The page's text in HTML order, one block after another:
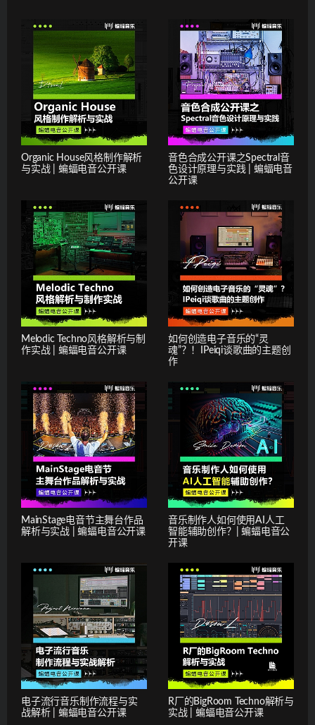
Organic House风格制作解析
与实战 | 蝙蝠电音公开课
音色合成公开课之Spectral音
色设计原理与实践 | 蝙蝠电音
公开课
Melodic Techno风格解析与制
作实战 | 蝙蝠电音公开课
如何创造电子音乐的“灵
魂”？！IPeiqi谈歌曲的主题创
作
MainStage电音节主舞台作品
解析与实战 | 蝙蝠电音公开课
音乐制作人如何使用AI人工
智能辅助创作？| 蝙蝠电音公
开课
电子流行音乐制作流程与实
战解析 | 蝙蝠电音公开课
R厂的BigRoom Techno解析与
实战 | 蝙蝠电音公开课